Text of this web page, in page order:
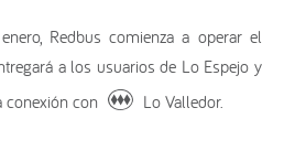
Redbus comienza a operar el
a los usuarios de Lo Espejo y
conexión con
Lo Valledor.